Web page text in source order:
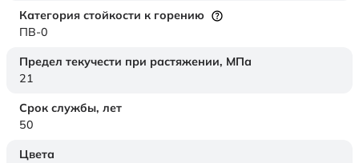
Категория стойкости к горению
ПВ-0
Предел текучести при растяжении, МПа
21
Срок службы, лет
50
Цвета